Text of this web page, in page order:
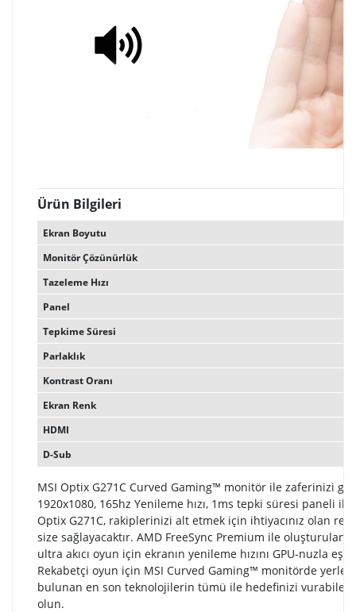
Ürün Bilgileri
Ekran Boyutu
Monitör Çözünürlük
Tazeleme Hızı
Panel
Tepkime Süresi
Parlaklık
Kontrast Oranı
Ekran Renk
HDMI
D-Sub
MSI Optix G271C Curved Gaming™ monitör ile zaferinizi
1920x1080, 165hz Yenileme hızı, 1ms tepki süresi paneli ile
Optix G271C, rakiplerinizi alt etmek için ihtiyacınız olan
size sağlayacaktır. AMD FreeSync Premium ile oluşturulan
ultra akıcı oyun için ekranın yenileme hızını GPU-nuzla
Rekabetçi oyun için MSI Curved Gaming™ monitörde
bulunan en son teknolojilerin tümü ile hedefinizi
olun.